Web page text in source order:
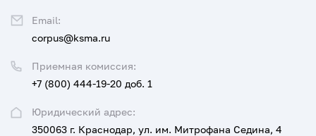
Юридический адрес:
350063 г. Краснодар, ул. им. Митрофана Седина, 4
Приемная комиссия:
+7 (800) 444-19-20 доб. 1
Email:
corpus@ksma.ru